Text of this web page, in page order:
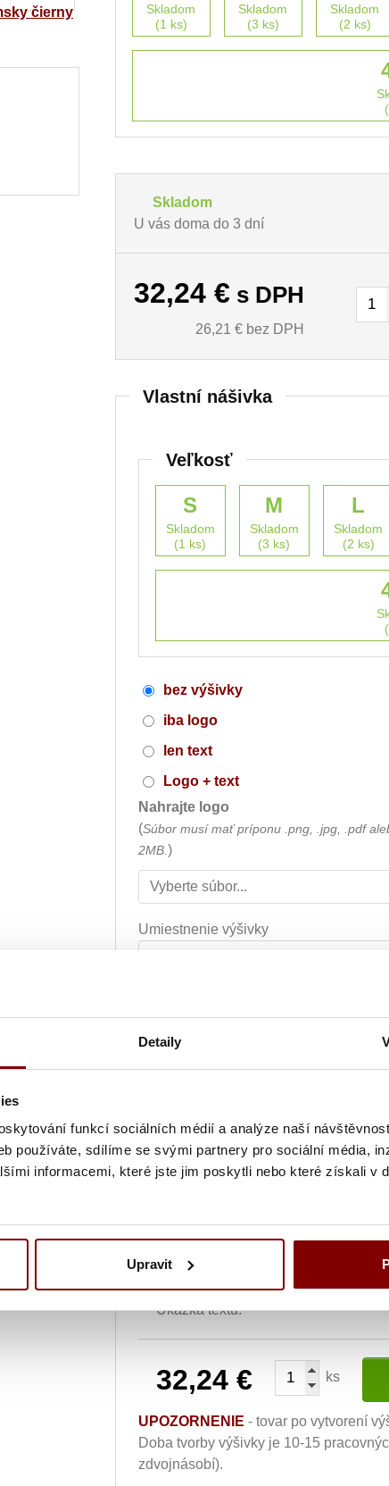
Detaily
funkcí sociálních médií a analýze naší
používáte, sdílíme se svými partnery pro sociální média,
informacemi, které jste jim poskytli nebo které získali v
Upravit
Skladom
(1 ks)
Skladom
(3 ks)
Skladom
(2 ks)
Skladom
U vás doma do 3 dní
32,24 € s DPH
26,21 € bez DPH
Vlastní nášivka
Veľkosť
S
Skladom
(1 ks)
M
Skladom
(3 ks)
L
Skladom
(2 ks)
bez výšivky
iba logo
len text
Logo + text
Nahrajte logo
(Súbor musí mať príponu .png, .jpg, .pdf
2MB. )
Umiestnenie výšivky
Grafická úprava loga a vyšití + 29.59€
Vyšitie loga a textu (bez grafickej
Ukážka textu:
32,24 € ks
UPOZORNENIE - tovar po vytvorení
Doba tvorby výšivky je 10-15
zdvojnásobí).